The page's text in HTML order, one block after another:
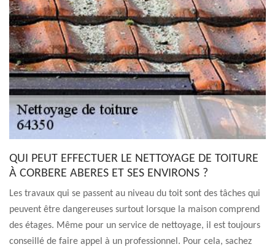
QUI PEUT EFFECTUER LE NETTOYAGE DE TOITURE
À CORBERE ABERES ET SES ENVIRONS ?
Les travaux qui se passent au niveau du toit sont des tâches qui
peuvent être dangereuses surtout lorsque la maison comprend
des étages. Même pour un service de nettoyage, il est toujours
conseillé de faire appel à un professionnel. Pour cela, sachez